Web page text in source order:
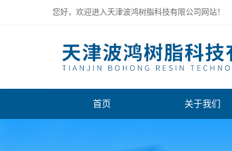
您好，欢迎进入天津波鸿树脂科技有限公司网站！
首页 关于我们